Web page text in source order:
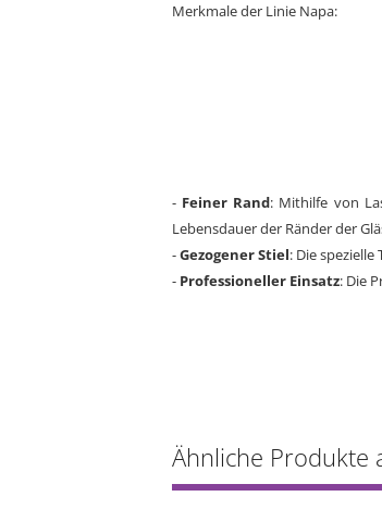
Merkmale der Linie Napa:
- Feiner Rand: Mithilfe von
Lebensdauer der Ränder der
-Gezogener Stiel: Die
- Professioneller Einsatz: Die
Ähnliche Produkte